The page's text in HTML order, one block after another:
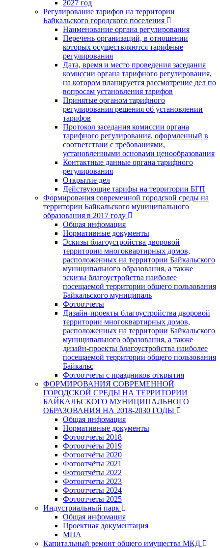
2027 год
Регулирование тарифов на территории
Байкальского городского поселения
Наименование органа регулирования
Перечень организаций, в отношении
которых осуществляются тарифные
регулирования
Дата, время и место проведения заседания
комиссии органа тарифного регулирования,
на котором планируется рассмотрение дел по
вопросам установления тарифов
Принятые органом тарифного
регулирования решения об установлении
тарифов
Протокол заседания комиссии органа
тарифного регулирования, оформленный в
соответствии с требованиями,
установленными основами ценообразования
Контактные данные органа тарифного
регулирования
Открытие дел
Действующие тарифы на территории БГП
Формирования современной городской среды на
территории Байкальского муниципального
образования в 2017 году
Общая инфомация
Нормативные документы
Эскизы благоустройства дворовой
территории многоквартирных домов,
расположенных на территории Байкальского
муниципального образования, а также
эскизы благоустройства наиболее
посещаемой территории общего пользования
Байкальского муниципаль
Фотоотчеты
Дизайн-проекты благоустройства дворовой
территории многоквартирных домов,
расположенных на территории Байкальского
муниципального образования, а также
дизайн-проекты благоустройства наиболее
посещаемой территории общего пользования
Байкальс
Фотоотчеты с праздников открытия
ФОРМИРОВАНИЯ СОВРЕМЕННОЙ
ГОРОДСКОЙ СРЕДЫ НА ТЕРРИТОРИИ
БАЙКАЛЬСКОГО МУНИЦИПАЛЬНОГО
ОБРАЗОВАНИЯ НА 2018-2030 ГОДЫ
Общая инфомация
Нормативные документы
Фотоотчеты 2018
Фотоотчёты 2019
Фотоотчёты 2020
Фотоотчёты 2021
Фотоотчёты 2022
Фотоотчеты 2023
Фотоотчеты 2024
Фотоотчеты 2025
Индустриальный парк
Общая инфомация
Проектная документация
МПА
Капитальный ремонт общего имущества МКД